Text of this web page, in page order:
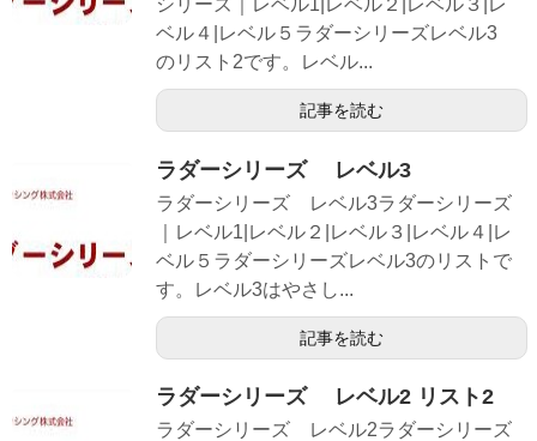
シリーズ｜レベル1|レベル２|レベル３|レ
ベル４|レベル５ラダーシリーズレベル3
のリスト2です。レベル...
記事を読む
ラダーシリーズ レベル3
ラダーシリーズ レベル3ラダーシリーズ
｜レベル1|レベル２|レベル３|レベル４|レ
ベル５ラダーシリーズレベル3のリストで
す。レベル3はやさし...
記事を読む
ラダーシリーズ レベル2 リスト2
ラダーシリーズ レベル2ラダーシリーズ